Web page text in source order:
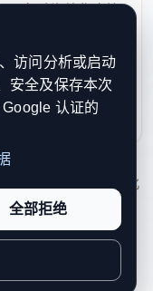
，帮助海外华人快
理站务、投稿与权
本网站持续优化
提升品牌信任感和
策
访问分析或启动
安全及保存本次
认证的
全部拒绝